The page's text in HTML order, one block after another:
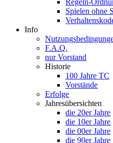
Regeln-
Spielen ohne
Info
F.A.Q.
nur Vorstand
Historie
100 Jahre TC
Vorstände
Erfolge
Jahresübersichten
die 20er Jahre
die 10er Jahre
die 00er Jahre
die 90er Jahre